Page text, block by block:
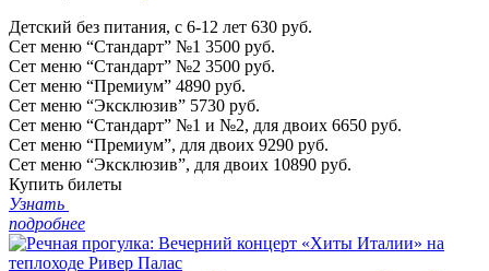
Детский без питания, с 6-12 лет 630 руб.
Сет меню “Стандарт” №1 3500 руб.
Сет меню “Стандарт” №2 3500 руб.
Сет меню “Премиум” 4890 руб.
Сет меню “Эксклюзив” 5730 руб.
Сет меню “Стандарт” №1 и №2, для двоих 6650 руб.
Сет меню “Премиум”, для двоих 9290 руб.
Сет меню “Эксклюзив”, для двоих 10890 руб.
Купить билеты
Узнать
подробнее